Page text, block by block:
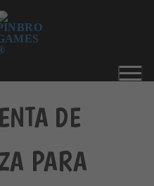
DE
PARA